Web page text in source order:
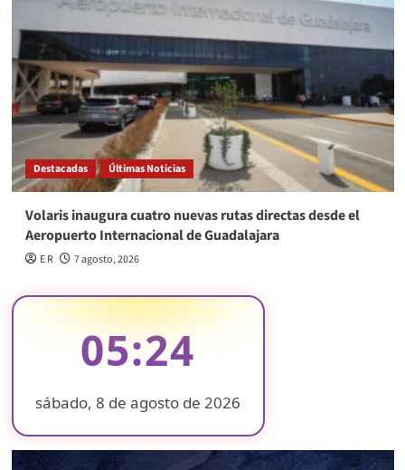
Destacadas Últimas Noticias
Volaris inaugura cuatro nuevas rutas directas desde el
Aeropuerto Internacional de Guadalajara
E R 7 agosto, 2026
05:24
sábado, 8 de agosto de 2026
❄